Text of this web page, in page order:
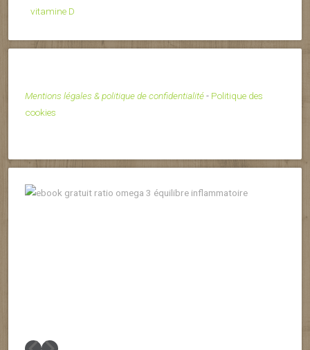
vitamine D
Mentions légales & politique de confidentialité- Politique des
cookies